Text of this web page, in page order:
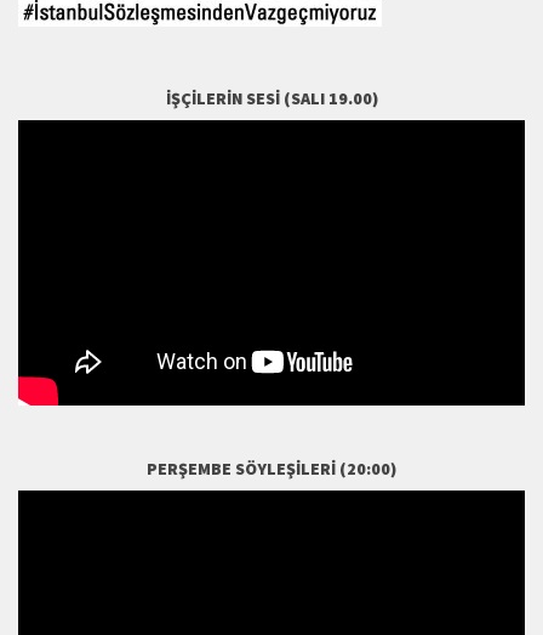
İŞÇILERIN SESI (SALI 19.00)
PERŞEMBE SÖYLEŞILERI (20:00)